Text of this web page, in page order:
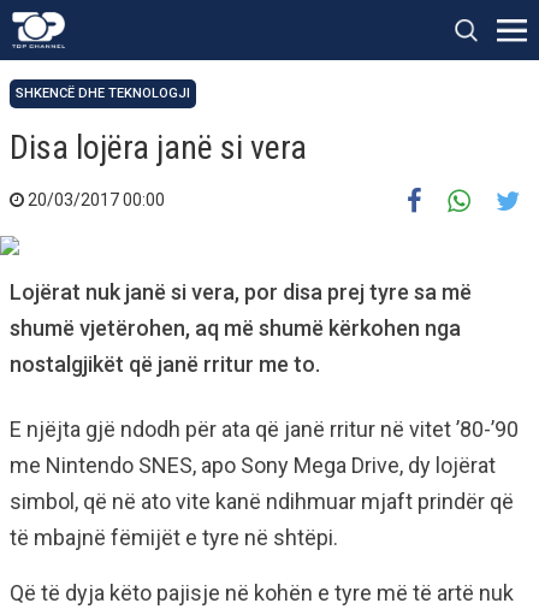
SHKENCË DHE TEKNOLOGJI
Disa lojëra janë si vera
20/03/2017 00:00
Lojërat nuk janë si vera, por disa prej tyre sa më
shumë vjetërohen, aq më shumë kërkohen nga
nostalgjikët që janë rritur me to.
E njëjta gjë ndodh për ata që janë rritur në vitet ’80-’90
me Nintendo SNES, apo Sony Mega Drive, dy lojërat
simbol, që në ato vite kanë ndihmuar mjaft prindër që
të mbajnë fëmijët e tyre në shtëpi.
Që të dyja këto pajisje në kohën e tyre më të artë nuk